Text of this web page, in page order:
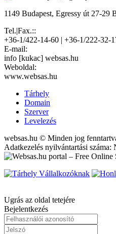
1149 Budapest, Egressy út 27-29
Tel.|Fax.::
+36-1/422-14-60 | +36-1/222-32-
E-mail:
info [kukac] websas.hu
Weboldal:
www.websas.hu
Tárhely
Domain
Szerver
Levelezés
websas.hu © Minden jog
Adatkezelés nyilvántartási
Ugrás az oldal tetejére
Bejelentkezés